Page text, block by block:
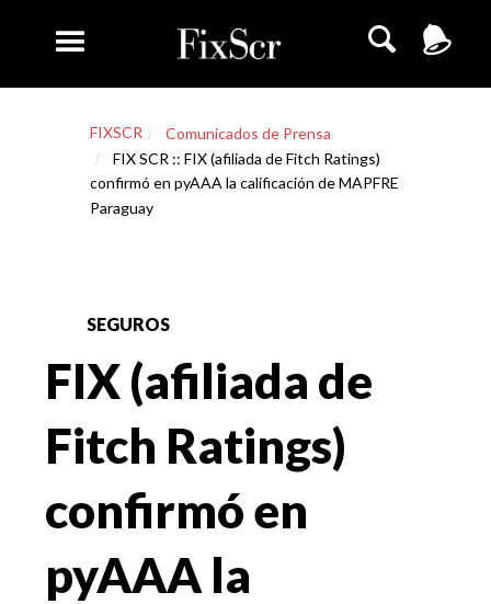
FIXSCR
Comunicados de Prensa
FIX SCR :: FIX (afiliada de Fitch Ratings)
confirmó en pyAAA la calificación de MAPFRE
Paraguay
SEGUROS
FIX (afiliada de
Fitch Ratings)
confirmó en
pyAAA la